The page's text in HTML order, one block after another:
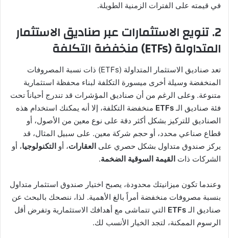
في قيمته على الفترات الزمنية الطويلة.
2. تنويع الاستثمارات عبر صناديق الاستثمار
المتداولة (ETFs) منخفضة التكلفة
تعد صناديق الاستثمار المتداولة (ETFs) ذات نسبة المصروفات
المنخفضة وسيلة أخرى ميسورة التكلفة لبناء محفظة استثمارية
متنوعة. وعلى الرغم من أن صناديق المؤشرات قد تندرج أحياناً تحت
فئة صناديق الـ ETFs منخفضة التكلفة، إلا أنه يمكنك استخدام هذه
الصناديق للتركيز بشكل أكثر دقة على نوع معين من الأصول، أو
قطاع صناعي محدد، أو حجم شركة معين. على سبيل المثال، قد
يركز صندوق متداول بشكل حصري على العقارات، أو التكنولوجيا، أو
الشركات ذات القيمة السوقية الضخمة.
وعندما تكون ميزانيتك محدودة، يصبح اختيار صندوق استثمار متداول
بنسبة مصروفات منخفضة أمراً بالغ الأهمية. لذا، ننصحك بالبحث عن
صناديق الـ ETFs التي تتماشى مع أهدافك الاستثمارية وتفرض أقل
الرسوم الممكنة، لتجد الخيار الأنسب لك.